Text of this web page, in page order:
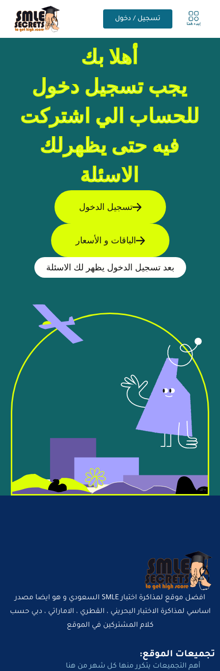
تسجيل / دخول
أهلا بك
يجب تسجيل دخول
للحساب الي اشتركت
فيه حتى يظهرلك
الاسئلة
تسجيل الدخول
الباقات و الأسعار
بعد تسجيل الدخول يظهر لك الاسئلة
افضل موقع لمذاكرة اختبار SMLE السعودي و هو ايضا مصدر
اساسي لمذاكرة الاختبار البحريني ، القطري ، الاماراتي ، دبي حسب
كلام المشتركين في الموقع
تجميعات الموقع:
أهم التجميعات يتكرر منها كل شهر من هنا